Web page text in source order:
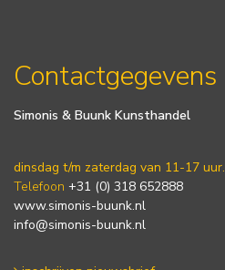
Contactgegevens
Simonis & Buunk Kunsthandel
dinsdag t/m zaterdag van 11-17 uur.
Telefoon +31 (0) 318 652888
www.simonis-buunk.nl
info@simonis-buunk.nl